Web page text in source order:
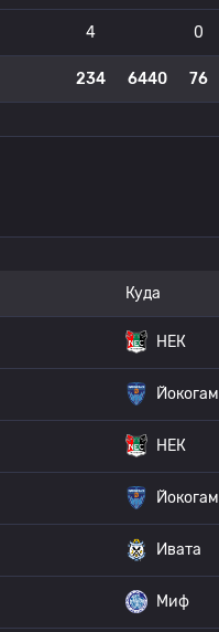
4 0
234 6440 76
Куда
НЕК
НЕК
Ивата
Миф